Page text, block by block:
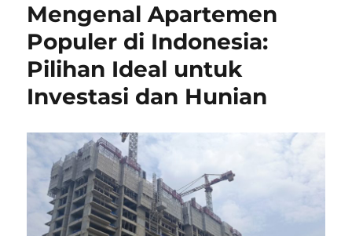
Mengenal Apartemen
Populer di Indonesia:
Pilihan Ideal untuk
Investasi dan Hunian